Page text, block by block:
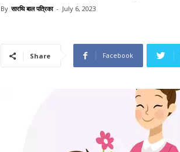
By सारथि बाल पत्रिका - July 6, 2023
Share Facebook